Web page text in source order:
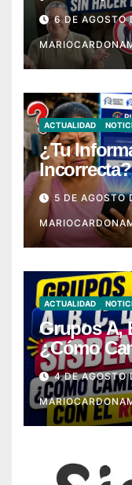
6 DE
ACTUALIDAD
¿Tu
5 DE
ACTUALIDAD
Grupos A,
¿Cómo
con el
4 DE